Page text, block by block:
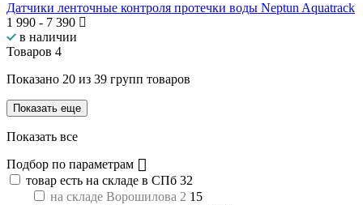
Датчики ленточные контроля протечки воды Neptun Aquatrack
1 990 - 7 390
в наличии
Товаров 4
Показано 20 из 39 групп товаров
Показать еще
Показать все
Подбор по параметрам
товар есть на складе в СПб 32
на складе Ворошилова 2 15